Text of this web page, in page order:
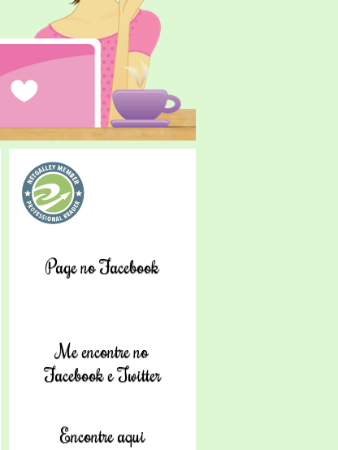
Page no Facebook
Me encontre no
Facebook e Twitter
Encontre aqui